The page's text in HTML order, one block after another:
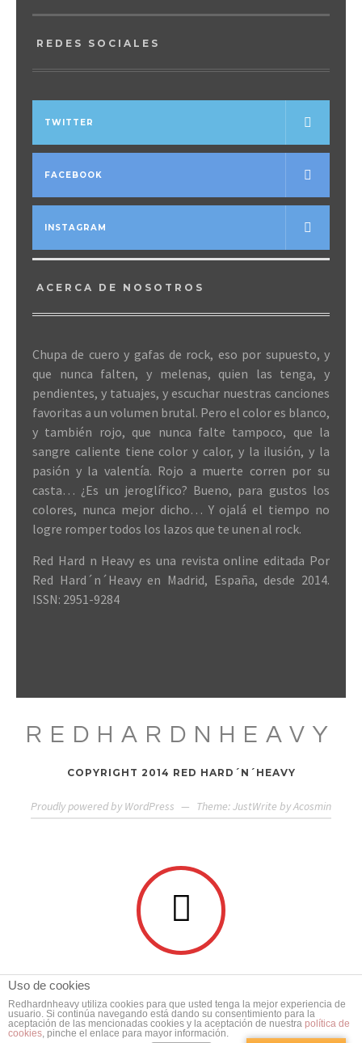
REDES SOCIALES
TWITTER
FACEBOOK
INSTAGRAM
ACERCA DE NOSOTROS
Chupa de cuero y gafas de rock, eso por supuesto, y
que nunca falten, y melenas, quien las tenga, y
pendientes, y tatuajes, y escuchar nuestras canciones
favoritas a un volumen brutal. Pero el color es blanco,
y también rojo, que nunca falte tampoco, que la
sangre caliente tiene color y calor, y la ilusión, y la
pasión y la valentía. Rojo a muerte corren por su
casta… ¿Es un jeroglífico? Bueno, para gustos los
colores, nunca mejor dicho… Y ojalá el tiempo no
logre romper todos los lazos que te unen al rock.
Red Hard n Heavy es una revista online editada Por
Red Hard´n´Heavy en Madrid, España, desde 2014.
ISSN: 2951-9284
REDHARDNHEAVY
COPYRIGHT 2014 RED HARD´N´HEAVY
Proudly powered by WordPress — Theme: JustWrite byAcosmin
Uso de cookies
Redhardnheavy utiliza cookies para que usted tenga la mejor experiencia de
usuario. Si continúa navegando está dando su consentimiento para la
aceptación de las mencionadas cookies y la aceptación de nuestra política de
cookies, pinche el enlace para mayor información.